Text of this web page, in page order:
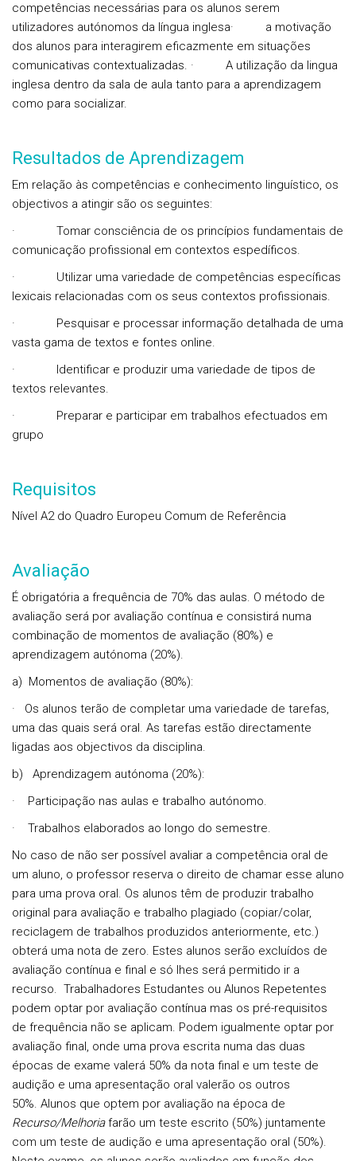
competências necessárias para os alunos serem
utilizadores autónomos da língua inglesa· a motivação
dos alunos para interagirem eficazmente em situações
comunicativas contextualizadas. · A utilização da lingua
inglesa dentro da sala de aula tanto para a aprendizagem
como para socializar.
Resultados de Aprendizagem
Em relação às competências e conhecimento linguístico, os
objectivos a atingir são os seguintes:
·
Tomar consciência de os princípios fundamentais de
comunicação profissional em contextos espedíficos.
·
Utilizar uma variedade de competências específicas
lexicais relacionadas com os seus contextos profissionais.
·
Pesquisar e processar informação detalhada de uma
vasta gama de textos e fontes online.
·
Identificar e produzir uma variedade de tipos de
textos relevantes.
·
Preparar e participar em trabalhos efectuados em
grupo
Requisitos
Nível A2 do Quadro Europeu Comum de Referência
Avaliação
É obrigatória a frequência de 70% das aulas. O método de
avaliação será por avaliação contínua e consistirá numa
combinação de momentos de avaliação (80%) e
aprendizagem autónoma (20%).
a) Momentos de avaliação (80%):
·
Os alunos terão de completar uma variedade de tarefas,
uma das quais será oral. As tarefas estão directamente
ligadas aos objectivos da disciplina.
b) Aprendizagem autónoma (20%):
·
Participação nas aulas e trabalho autónomo.
·
Trabalhos elaborados ao longo do semestre.
No caso de não ser possível avaliar a competência oral de
um aluno, o professor reserva o direito de chamar esse aluno
para uma prova oral. Os alunos têm de produzir trabalho
original para avaliação e trabalho plagiado (copiar/colar,
reciclagem de trabalhos produzidos anteriormente, etc.)
obterá uma nota de zero. Estes alunos serão excluídos de
avaliação contínua e final e só lhes será permitido ir a
recurso. Trabalhadores Estudantes ou Alunos Repetentes
podem optar por avaliação contínua mas os pré-requisitos
de frequência não se aplicam. Podem igualmente optar por
avaliação final, onde uma prova escrita numa das duas
épocas de exame valerá 50% da nota final e um teste de
audição e uma apresentação oral valerão os outros
50%. Alunos que optem por avaliação na época de
Recurso/Melhoriafarão um teste escrito (50%) juntamente
com um teste de audição e uma apresentação oral (50%).